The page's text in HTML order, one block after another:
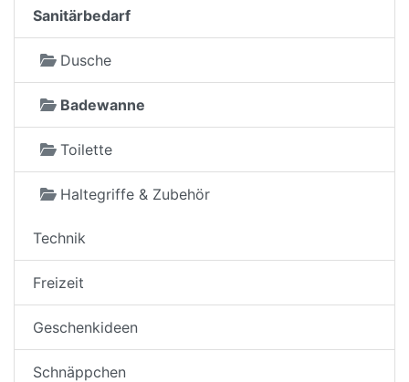
Sanitärbedarf
Dusche
Badewanne
Toilette
Haltegriffe & Zubehör
Technik
Freizeit
Geschenkideen
Schnäppchen